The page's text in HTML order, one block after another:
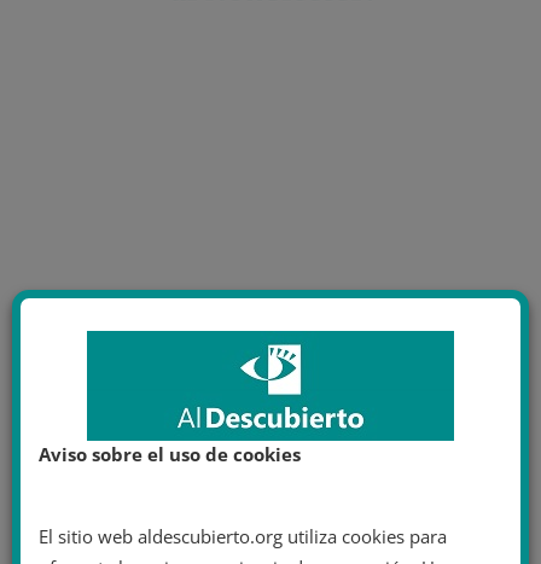
Aviso sobre el uso de cookies
El sitio web aldescubierto.org utiliza cookies para